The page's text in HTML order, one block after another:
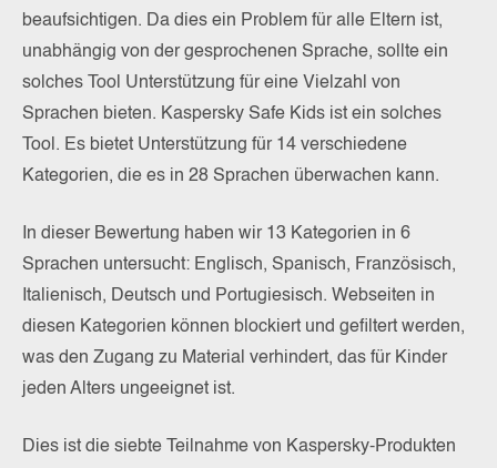
beaufsichtigen. Da dies ein Problem für alle Eltern ist,
unabhängig von der gesprochenen Sprache, sollte ein
solches Tool Unterstützung für eine Vielzahl von
Sprachen bieten. Kaspersky Safe Kids ist ein solches
Tool. Es bietet Unterstützung für 14 verschiedene
Kategorien, die es in 28 Sprachen überwachen kann.
In dieser Bewertung haben wir 13 Kategorien in 6
Sprachen untersucht: Englisch, Spanisch, Französisch,
Italienisch, Deutsch und Portugiesisch. Webseiten in
diesen Kategorien können blockiert und gefiltert werden,
was den Zugang zu Material verhindert, das für Kinder
jeden Alters ungeeignet ist.
Dies ist die siebte Teilnahme von Kaspersky-Produkten